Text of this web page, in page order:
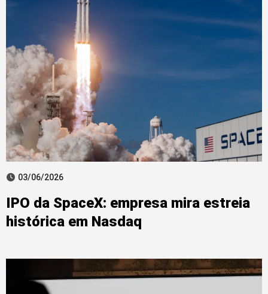
03/06/2026
IPO da SpaceX: empresa mira estreia
histórica em Nasdaq